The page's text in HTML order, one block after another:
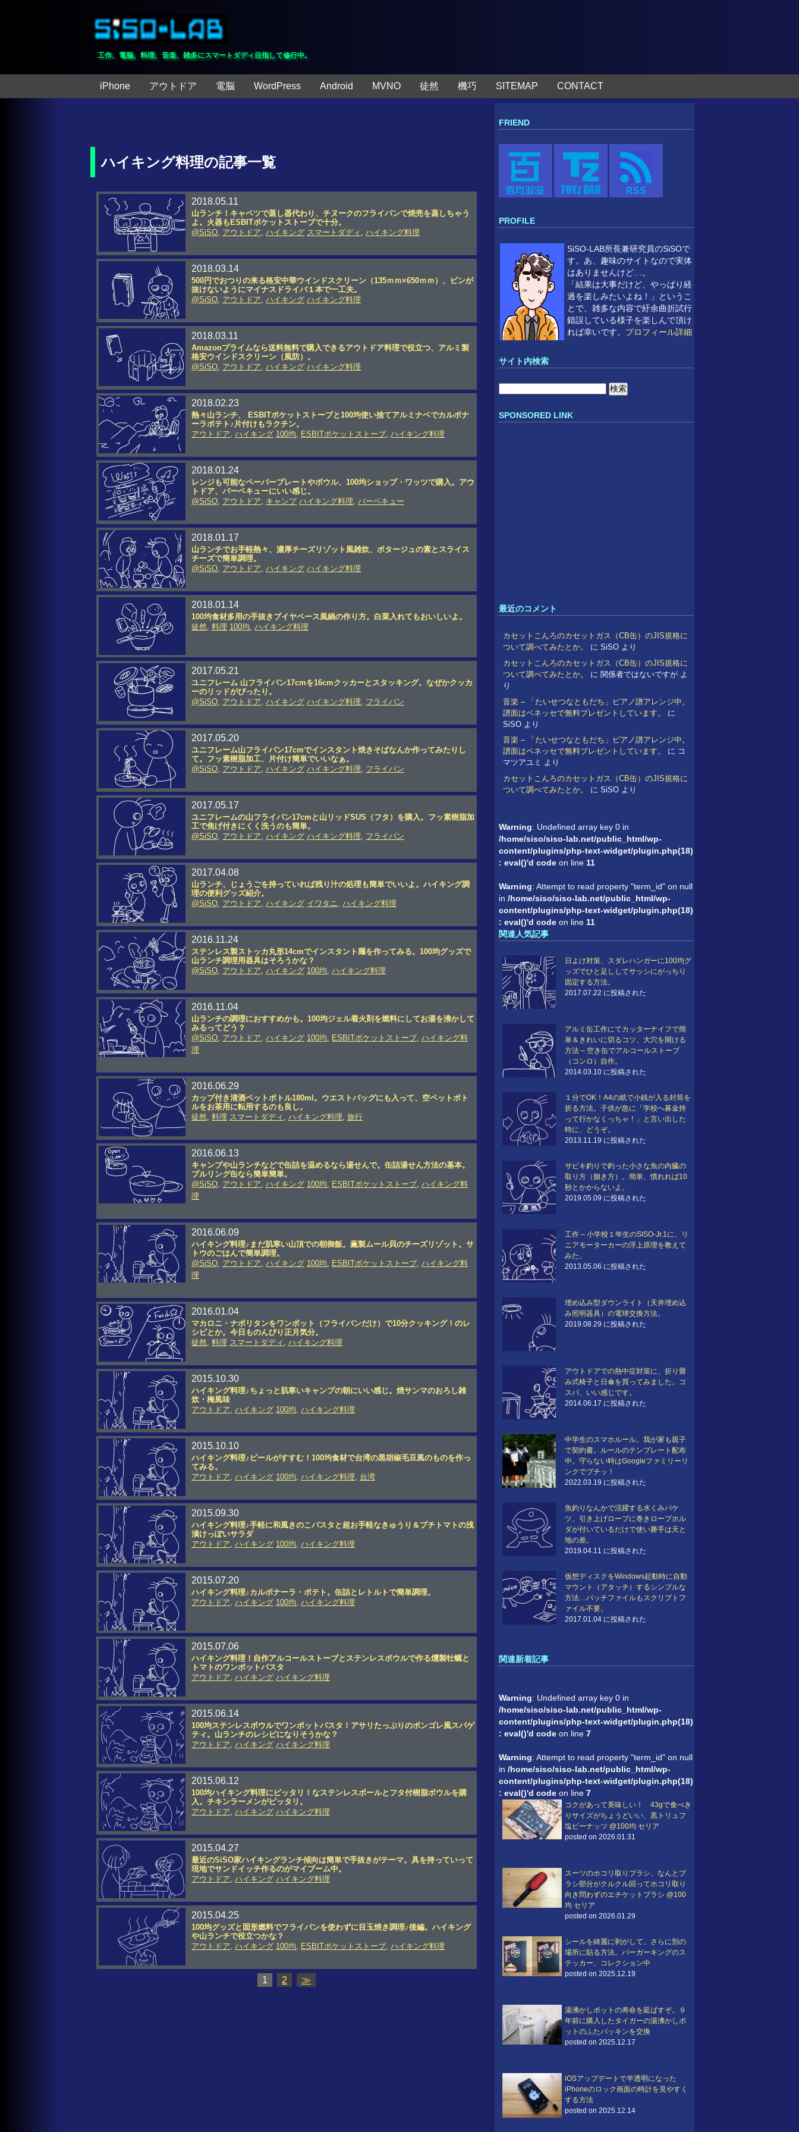
工作、電脳、料理、音楽、雑多にスマートダディ目指して修行中。
iPhone アウトドア 電脳 WordPress Android MVNO 徒然 機巧 SITEMAP CONTACT
ハイキング料理の記事一覧
2018.05.11
山ランチ！キャベツで蒸し器代わり、チヌークのフライパンで焼売を蒸しちゃう
よ。火器もESBITポケットストーブで十分。
@SiSO, アウトドア, ハイキング スマートダディ , ハイキング料理
2018.03.14
500円でおつりの来る格安中華ウインドスクリーン（135ｍｍ×650ｍｍ）、ピンが
抜けないようにマイナスドライバ１本で一工夫。
@SiSO, アウトドア, ハイキング ハイキング料理
2018.03.11
Amazonプライムなら送料無料で購入できるアウトドア料理で役立つ、アルミ製
格安ウインドスクリーン（風防）。
@SiSO, アウトドア, ハイキング ハイキング料理
2018.02.23
熱々山ランチ、 ESBITポケットストーブと100均使い捨てアルミナベでカルボナ
ーラポテト♪片付けもラクチン。
アウトドア, ハイキング 100均, ESBITポケットストーブ, ハイキング料理
2018.01.24
レンジも可能なペーパープレートやボウル、100均ショップ・ワッツで購入。アウ
トドア、バーベキューにいい感じ。
@SiSO, アウトドア, キャンプ ハイキング料理, バーベキュー
2018.01.17
山ランチでお手軽熱々、濃厚チーズリゾット風雑炊、ポタージュの素とスライス
チーズで簡単調理。
@SiSO, アウトドア, ハイキング ハイキング料理
2018.01.14
100均食材多用の手抜きブイヤベース風鍋の作り方。白菜入れてもおいしいよ。
徒然, 料理 100均, ハイキング料理
2017.05.21
ユニフレーム 山フライパン17cmを16cmクッカーとスタッキング。なぜかクッカ
ーのリッドがぴったり。
@SiSO, アウトドア, ハイキング ハイキング料理, フライパン
2017.05.20
ユニフレーム山フライパン17cmでインスタント焼きそばなんか作ってみたりし
て。フッ素樹脂加工、片付け簡単でいいなぁ。
@SiSO, アウトドア, ハイキング ハイキング料理, フライパン
2017.05.17
ユニフレームの山フライパン17cmと山リッドSUS（フタ）を購入。フッ素樹脂加
工で焦げ付きにくく洗うのも簡単。
@SiSO, アウトドア, ハイキング ハイキング料理, フライパン
2017.04.08
山ランチ、じょうごを持っていれば残り汁の処理も簡単でいいよ。ハイキング調
理の便利グッズ紹介。
@SiSO, アウトドア, ハイキング イワタニ, ハイキング料理
2016.11.24
ステンレス製ストッカ丸形14cmでインスタント麺を作ってみる。100均グッズで
山ランチ調理用器具はそろうかな？
@SiSO, アウトドア, ハイキング 100均, ハイキング料理
2016.11.04
山ランチの調理におすすめかも。100均ジェル着火剤を燃料にしてお湯を沸かして
みるってどう？
@SiSO, アウトドア, ハイキング 100均, ESBITポケットストーブ, ハイキング料
理
2016.06.29
カップ付き清酒ペットボトル180ml。ウエストバッグにも入って、空ペットボト
ルをお茶用に転用するのも良し。
徒然, 料理 スマートダディ , ハイキング料理, 旅行
2016.06.13
キャンプや山ランチなどで缶詰を温めるなら湯せんで。缶詰湯せん方法の基本。
プルリング缶なら簡単簡単。
@SiSO, アウトドア, ハイキング 100均, ESBITポケットストーブ, ハイキング料
理
2016.06.09
ハイキング料理♪まだ肌寒い山頂での朝御飯。薫製ムール貝のチーズリゾット。サ
トウのごはんで簡単調理。
@SiSO, アウトドア, ハイキング 100均, ESBITポケットストーブ, ハイキング料
理
2016.01.04
マカロニ・ナポリタンをワンポット（フライパンだけ）で10分クッキング！のレ
シピとか。今日ものんびり正月気分。
徒然, 料理 スマートダディ , ハイキング料理
2015.10.30
ハイキング料理♪ちょっと肌寒いキャンプの朝にいい感じ。焼サンマのおろし雑
炊・梅風味
アウトドア, ハイキング 100均, ハイキング料理
2015.10.10
ハイキング料理♪ビールがすすむ！100均食材で台湾の黒胡椒毛豆風のものを作っ
てみる。
アウトドア, ハイキング 100均, ハイキング料理, 台湾
2015.09.30
ハイキング料理♪手軽に和風きのこパスタと超お手軽なきゅうり＆プチトマトの浅
漬けっぽいサラダ
アウトドア, ハイキング 100均, ハイキング料理
2015.07.20
ハイキング料理♪カルボナーラ・ポテト。缶詰とレトルトで簡単調理。
アウトドア, ハイキング 100均, ハイキング料理
2015.07.06
ハイキング料理！自作アルコールストーブとステンレスボウルで作る燻製牡蠣と
トマトのワンポットパスタ
アウトドア, ハイキング ハイキング料理
2015.06.14
100均ステンレスボウルでワンポットパスタ！アサリたっぷりのボンゴレ風スパゲ
ティ。山ランチのレシピになりそうかな？
アウトドア, ハイキング ハイキング料理
2015.06.12
100均ハイキング料理にピッタリ！なステンレスボールとフタ付樹脂ボウルを購
入。チキンラーメンがピッタリ。
アウトドア, ハイキング ハイキング料理
2015.04.27
最近のSiSO家ハイキングランチ傾向は簡単で手抜きがテーマ。具を持っていって
現地でサンドイッチ作るのがマイブーム中。
アウトドア, ハイキング ハイキング料理
2015.04.25
100均グッズと固形燃料でフライパンを使わずに目玉焼き調理♪後編。ハイキング
や山ランチで役立つかな？
アウトドア, ハイキング 100均, ESBITポケットストーブ, ハイキング料理
1 2 ≫
FRIEND
PROFILE
SiSO-LAB所長兼研究員のSiSOで
す。あ、趣味のサイトなので実体
はありませんけど…。
「結果は大事だけど、やっぱり経
過を楽しみたいよね！」というこ
とで、雑多な内容で紆余曲折試行
錯誤している様子を楽しんで頂け
れば幸いです。 プロフィール詳細
サイト内検索
SPONSORED LINK
最近のコメント
カセットこんろのカセットガス（CB缶）のJIS規格に
ついて調べてみたとか。
に SiSO より
カセットこんろのカセットガス（CB缶）のJIS規格に
ついて調べてみたとか。
に 関係者ではないですが よ
り
音楽 – 「たいせつなともだち」ピアノ譜アレンジ中。
譜面はベネッセで無料プレゼントしています。
に
SiSO より
音楽 – 「たいせつなともだち」ピアノ譜アレンジ中。
譜面はベネッセで無料プレゼントしています。
に コ
マツアユミ より
カセットこんろのカセットガス（CB缶）のJIS規格に
ついて調べてみたとか。
に SiSO より
Warning: Undefined array key 0 in
/home/siso/siso-lab.net/public_html/wp-
content/plugins/php-text-widget/plugin.php(18)
: eval()'d code on line 11
Warning: Attempt to read property "term_id" on null
in /home/siso/siso-lab.net/public_html/wp-
content/plugins/php-text-widget/plugin.php(18)
: eval()'d code on line 11
関連人気記事
日よけ対策、スダレハンガーに100均グ
ッズでひと足ししてサッシにがっちり
固定する方法。
2017.07.22 に投稿された
アルミ缶工作にてカッターナイフで簡
単＆きれいに切るコツ、大穴を開ける
方法 – 空き缶でアルコールストーブ
（コンロ）自作。
2014.03.10 に投稿された
１分でOK！A4の紙で小銭が入る封筒を
折る方法。子供が急に「学校へ募金持
って行かなくっちゃ！」と言い出した
時に、どうぞ。
2013.11.19 に投稿された
サビキ釣りで釣った小さな魚の内臓の
取り方（捌き方）。簡単、慣れれば10
秒とかからないよ。
2019.05.09 に投稿された
工作 – 小学校１年生のSISO-Jr.1に、リ
ニアモーターカーの浮上原理を教えて
みた。
2013.05.06 に投稿された
埋め込み型ダウンライト（天井埋め込
み照明器具）の電球交換方法。
2019.08.29 に投稿された
アウトドアでの熱中症対策に、折り畳
み式椅子と日傘を買ってみました。コ
スパ、いい感じです。
2014.06.17 に投稿された
中学生のスマホルール。我が家も親子
で契約書。ルールのテンプレート配布
中。守らない時はGoogleファミリーリ
ンクでブチッ！
2022.03.19 に投稿された
魚釣りなんかで活躍する水くみバケ
ツ、引き上げロープに巻きロープホル
ダが付いているだけで使い勝手は天と
地の差。
2019.04.11 に投稿された
仮想ディスクをWindows起動時に自動
マウント（アタッチ）するシンプルな
方法…バッチファイルもスクリプトフ
ァイル不要。
2017.01.04 に投稿された
関連新着記事
Warning: Undefined array key 0 in
/home/siso/siso-lab.net/public_html/wp-
content/plugins/php-text-widget/plugin.php(18)
: eval()'d code on line 7
Warning: Attempt to read property "term_id" on null
in /home/siso/siso-lab.net/public_html/wp-
content/plugins/php-text-widget/plugin.php(18)
: eval()'d code on line 7
コクがあって美味しい！ 43gで食べき
りサイズがちょうどいい、黒トリュフ
塩ピーナッツ @100均 セリア
posted on 2026.01.31
スーツのホコリ取りブラシ、なんとブ
ラシ部分がクルクル回ってホコリ取り
向き問わずのエチケットブラシ @100
均 セリア
posted on 2026.01.29
シールを綺麗に剥がして、さらに別の
場所に貼る方法。バーガーキングのス
テッカー、コレクション中
posted on 2025.12.19
湯沸かしポットの寿命を延ばすぞ。９
年前に購入したタイガーの湯沸かしポ
ットのふたパッキンを交換
posted on 2025.12.17
iOSアップデートで半透明になった
iPhoneのロック画面の時計を見やすく
する方法
posted on 2025.12.14